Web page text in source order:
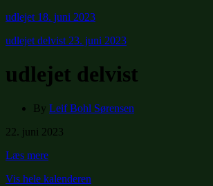
udlejet 18. juni 2023
udlejet delvist 23. juni 2023
udlejet delvist
By Leif Bohl Sørensen
udlejet
22. juni 2023
Læs mere
Vis hele kalenderen